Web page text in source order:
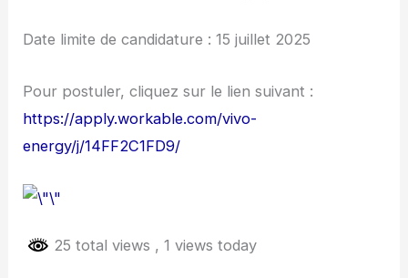
Date limite de candidature : 15 juillet 2025
Pour postuler, cliquez sur le lien suivant :
https://apply.workable.com/vivo-
energy/j/14FF2C1FD9/
25 total views , 1 views today